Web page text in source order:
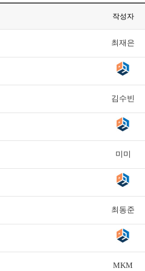
작성자
최재은
김수빈
미미
최동준
MKM